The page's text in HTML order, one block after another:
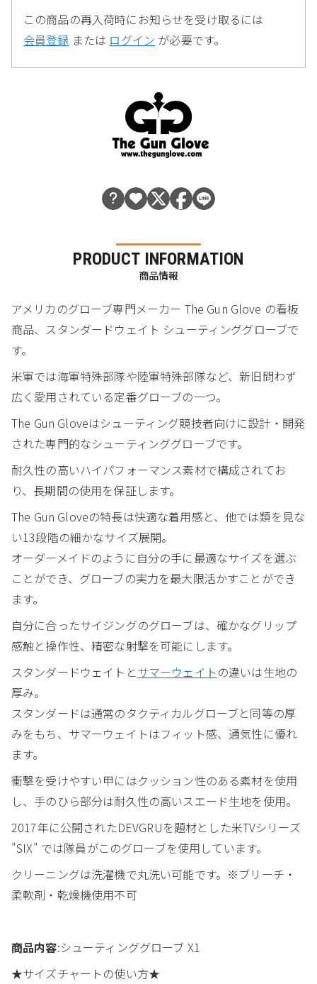
この商品の再入荷時にお知らせを受け取るには
会員登録 または ログイン が必要です。
PRODUCT INFORMATION
商品情報
アメリカのグローブ専門メーカー The Gun Glove の看板
商品、スタンダードウェイト シューティンググローブで
す。
米軍では海軍特殊部隊や陸軍特殊部隊など、新旧問わず
広く愛用されている定番グローブの一つ。
The Gun Gloveはシューティング競技者向けに設計・開発
された専門的なシューティンググローブです。
耐久性の高いハイパフォーマンス素材で構成されてお
り、長期間の使用を保証します。
The Gun Gloveの特長は快適な着用感と、他では類を見な
い13段階の細かなサイズ展開。
オーダーメイドのように自分の手に最適なサイズを選ぶ
ことができ、グローブの実力を最大限活かすことができ
ます。
自分に合ったサイジングのグローブは、確かなグリップ
感触と操作性、精密な射撃を可能にします。
スタンダードウェイトとサマーウェイトの違いは生地の
厚み。
スタンダードは通常のタクティカルグローブと同等の厚
みをもち、サマーウェイトはフィット感、通気性に優れ
ます。
衝撃を受けやすい甲にはクッション性のある素材を使用
し、手のひら部分は耐久性の高いスエード生地を使用。
2017年に公開されたDEVGRUを題材とした米TVシリーズ
"SIX" では隊員がこのグローブを使用しています。
クリーニングは洗濯機で丸洗い可能です。※ブリーチ・
柔軟剤・乾燥機使用不可
商品内容:シューティンググローブ X1
★サイズチャートの使い方★